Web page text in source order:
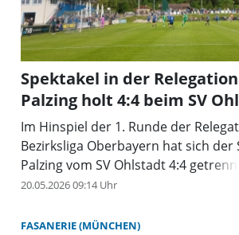
Spektakel in der
Palzing holt 4:4 beim SV
Im Hinspiel der 1. Runde der
Bezirksliga Oberbayern hat sich der
Palzing vom SV Ohlstadt 4:4 getrennt.
20.05.2026 09:14 Uhr
FASANERIE (MÜNCHEN)